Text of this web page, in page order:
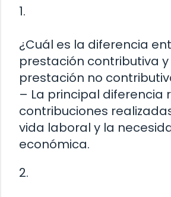
1.
¿Cuál es la diferencia
prestación contributiva y
prestación no
– La principal diferencia
contribuciones
vida laboral y la
económica.
2.